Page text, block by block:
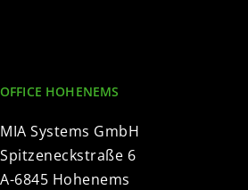
OFFICE HOHENEMS
MIA Systems GmbH
Spitzeneckstraße 6
A-6845 Hohenems